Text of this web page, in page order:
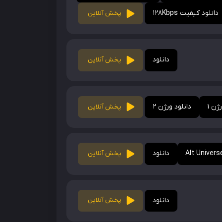
دانلود کیفیت 128Kbps پخش آنلاین
دانلود پخش آنلاین
1 دانلود ورژن 2 پخش آنلاین
دانلود پخش آنلاین
دانلود پخش آنلاین